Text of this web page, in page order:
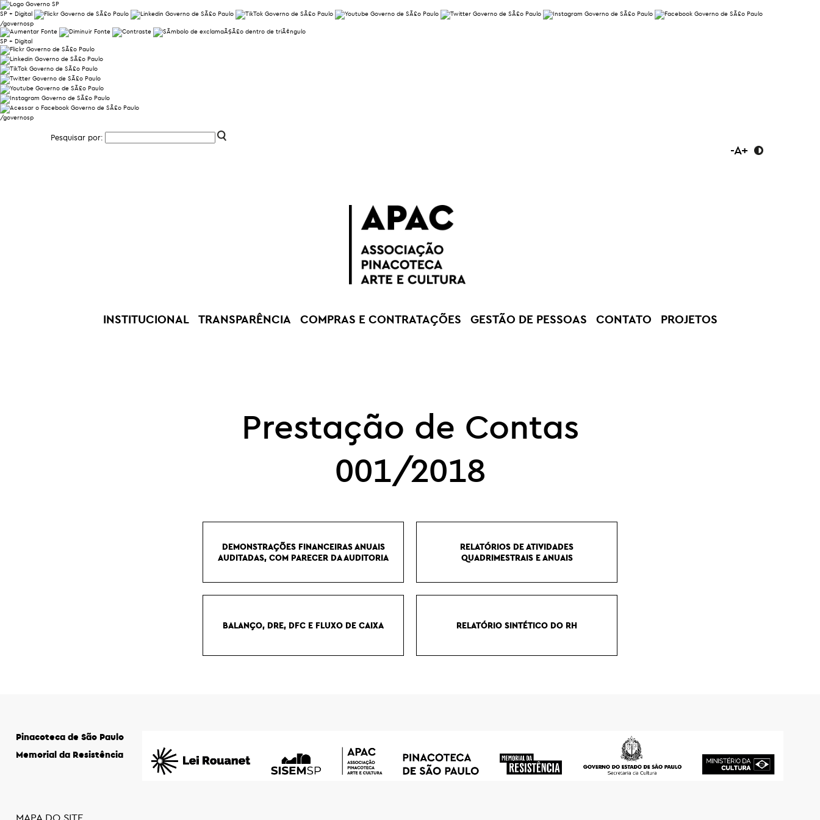
SP + Digital
/governosp
SP + Digital
/governosp
Pesquisar por:
-A+
INSTITUCIONAL TRANSPARÊNCIA COMPRAS E CONTRATAÇÕES GESTÃO DE PESSOAS CONTATO PROJETOS
Prestação de Contas
001/2018
DEMONSTRAÇÕES FINANCEIRAS ANUAIS
AUDITADAS, COM PARECER DA AUDITORIA
RELATÓRIOS DE ATIVIDADES
QUADRIMESTRAIS E ANUAIS
BALANÇO, DRE, DFC E FLUXO DE CAIXA RELATÓRIO SINTÉTICO DO RH
Pinacoteca de São Paulo
Memorial da Resistência
MAPA DO SITE